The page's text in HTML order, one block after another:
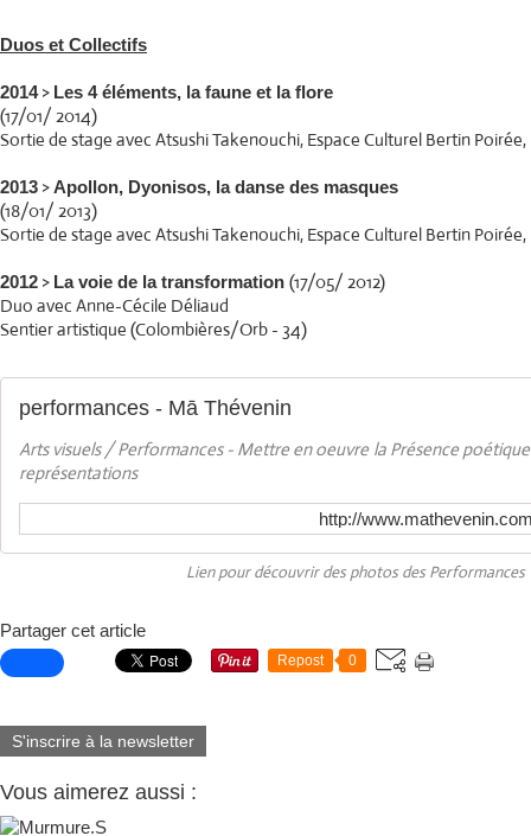
Duos et Collectifs
2014> Les 4 éléments, la faune et la flore
(17/01/ 2014)
Sortie de stage avec Atsushi Takenouchi, Espace Culturel Bertin Poirée,
2013 >Apollon, Dyonisos, la danse des masques
(18/01/ 2013)
Sortie de stage avec Atsushi Takenouchi, Espace Culturel Bertin Poirée,
2012 > La voie de la transformation (17/05/ 2012)
Duo avec Anne-Cécile Déliaud
Sentier artistique (Colombières/Orb - 34)
performances - Mā Thévenin
Arts visuels / Performances - Mettre en oeuvre la Présence
représentations
http://
Lien pour découvrir des photos des Performances
Partager cet article
Repost 0
S'inscrire à la newsletter
Vous aimerez aussi :